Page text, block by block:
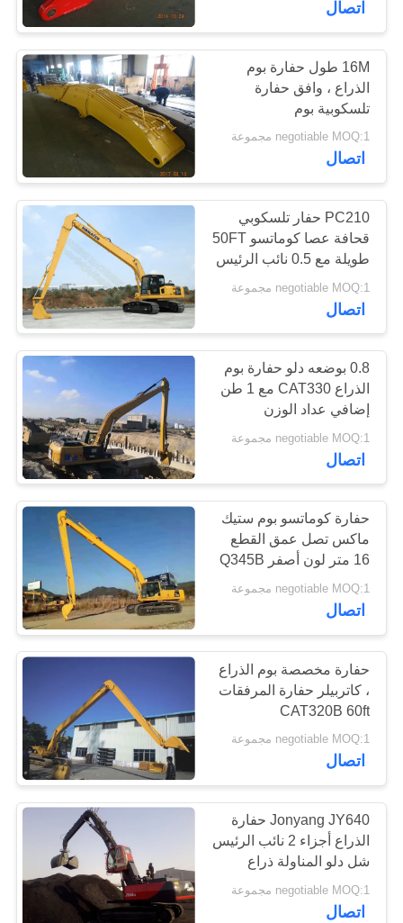
حفارة روك دلو
24
موضوع الخارق دلو
8
حفارة قابلة للإمالة
20
حفارات بهدم الحفارة
27
اتصال
16M طول حفارة بوم
الذراع ، وافق حفارة
تلسكوبية بوم
negotiable MOQ:1 مجموعة
اتصال
PC210 حفار تلسكوبي
قحافة عصا كوماتسو 50FT
طويلة مع 0.5 نائب الرئيس
GP دلو
negotiable MOQ:1 مجموعة
اتصال
0.8 بوضعه دلو حفارة بوم
الذراع CAT330 مع 1 طن
إضافي عداد الوزن
negotiable MOQ:1 مجموعة
اتصال
حفارة كوماتسو بوم ستيك
ماكس تصل عمق القطع
16 متر لون أصفر Q345B
Q690D
negotiable MOQ:1 مجموعة
اتصال
حفارة مخصصة بوم الذراع
، كاتربيلر حفارة المرفقات
CAT320B 60ft
negotiable MOQ:1 مجموعة
اتصال
Jonyang JY640 حفارة
الذراع أجزاء 2 نائب الرئيس
شل دلو المناولة ذراع
ارتفاع حجم
negotiable MOQ:1 مجموعة
اتصال